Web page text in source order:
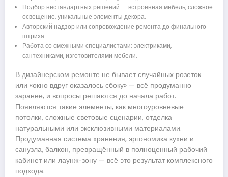
Подбор нестандартных решений — встроенная мебель, сложное
освещение, уникальные элементы декора.
Авторский надзор или сопровождение ремонта до финального
штриха.
Работа со смежными специалистами: электриками,
сантехниками, изготовителями мебели.
В дизайнерском ремонте не бывает случайных розеток
или «окно вдруг оказалось сбоку» — всё продуманно
заранее, и вопросы решаются до начала работ.
Появляются такие элементы, как многоуровневые
потолки, сложные световые сценарии, отделка
натуральными или эксклюзивными материалами.
Продуманная система хранения, эргономика кухни и
санузла, балкон, превращённый в полноценный рабочий
кабинет или лаунж-зону — всё это результат комплексного
подхода.